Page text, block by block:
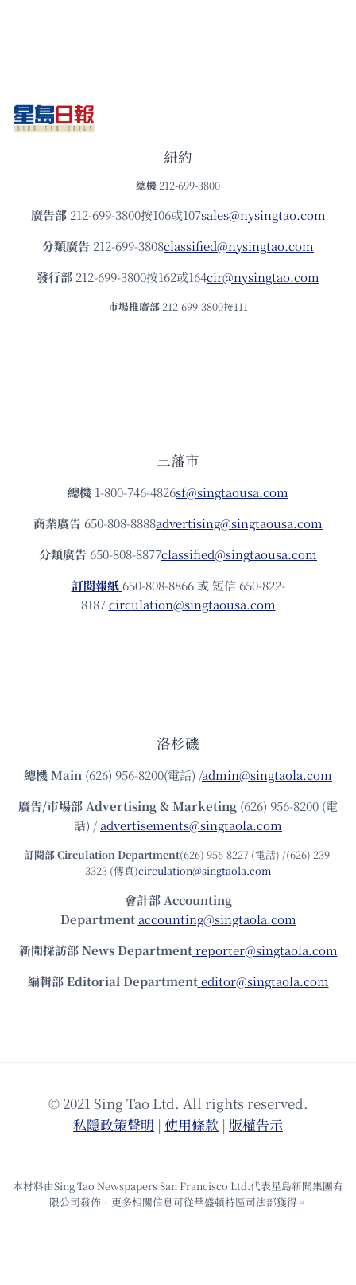
紐約
總機 212-699-3800
廣告部212-699-3800按106或107sales@nysingtao.com
分類廣告 212-699-3808classified@nysingtao.com
發⾏部 212-699-3800按162或164cir@nysingtao.com
市場推廣部 212-699-3800按111
三藩市
總機 1-800-746-4826sf@singtaousa.com
商業廣告 650-808-8888advertising@singtaousa.com
分類廣告 650-808-8877classified@singtaousa.com
訂閱報紙 650-808-8866 或 短信 650-822-
8187circulation@singtaousa.com
洛杉磯
總機Main (626) 956-8200(電話) /admin@singtaola.com
廣告/市場部Advertising & Marketing (626) 956-8200 (電
話) /advertisements@singtaola.com
訂閱部 Circulation Department(626) 956-8227 (電話) /(626) 239-
3323 (傳真)circulation@singtaola.com
會計部 Accounting
Department accounting@singtaola.com
新聞採訪部 News Department reporter@singtaola.com
編輯部 Editorial Department editor@singtaola.com
© 2021 Sing Tao Ltd. All rights reserved.
私隱政策聲明 | 使⽤條款 | 版權告⽰
本材料由Sing Tao Newspapers San Francisco Ltd.代表星島新聞集團有
限公司發佈，更多相關信息可從華盛頓特區司法部獲得。